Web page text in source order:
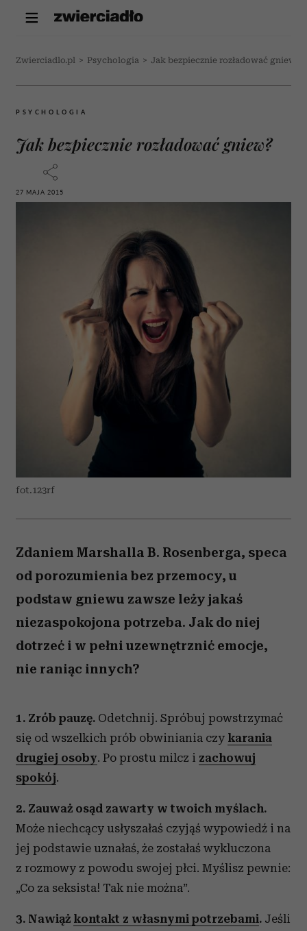
Zwierciadlo.pl > Psychologia > Jak bezpiecznie rozładować gniew?
PSYCHOLOGIA
Jak bezpiecznie rozładować gniew?
27 MAJA 2015
fot.123rf
Zdaniem Marshalla B. Rosenberga, speca
od porozumienia bez przemocy, u
podstaw gniewu zawsze leży jakaś
niezaspokojona potrzeba. Jak do niej
dotrzeć i w pełni uzewnętrznić emocje,
nie raniąc innych?
1. Zrób pauzę. Odetchnij. Spróbuj powstrzymać
się od wszelkich prób obwiniania czy karania
drugiej osoby. Po prostu milcz i zachowuj
spokój.
2. Zauważ osąd zawarty w twoich myślach.
Może niechcący usłyszałaś czyjąś wypowiedź i na
jej podstawie uznałaś, że zostałaś wykluczona
z rozmowy z powodu swojej płci. Myślisz pewnie:
„Co za seksista! Tak nie można”.
3. Nawiąż kontakt z własnymi potrzebami. Jeśli